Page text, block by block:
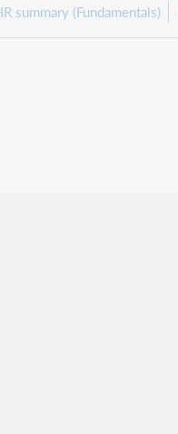
summary (Fundamentals)